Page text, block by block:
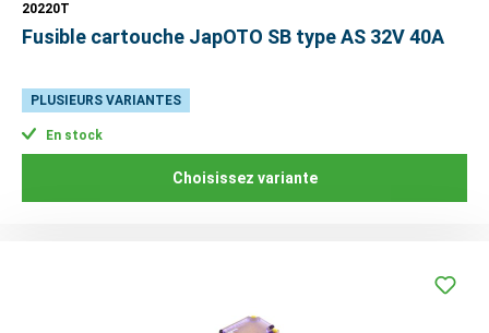
20220T
Fusible cartouche JapOTO SB type AS 32V 40A
PLUSIEURS VARIANTES
En stock
Choisissez variante